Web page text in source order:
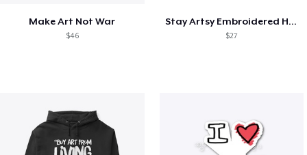
Make Art Not War
$46
Stay Artsy Embroidered Hat
$27